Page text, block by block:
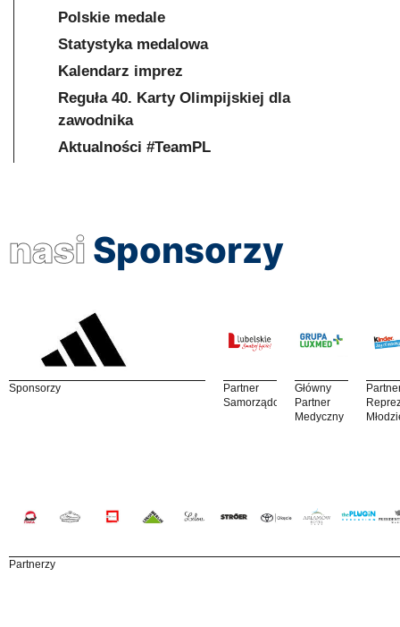
Polskie medale
Statystyka medalowa
Kalendarz imprez
Reguła 40. Karty Olimpijskiej dla
zawodnika
Aktualności #TeamPL
nasi Sponsorzy
Sponsorzy
Partner
Samorządowy
Główny
Partner
Medyczny
Partnerzy